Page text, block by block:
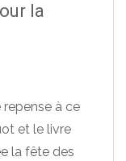
la
à ce
et le livre
la fête des